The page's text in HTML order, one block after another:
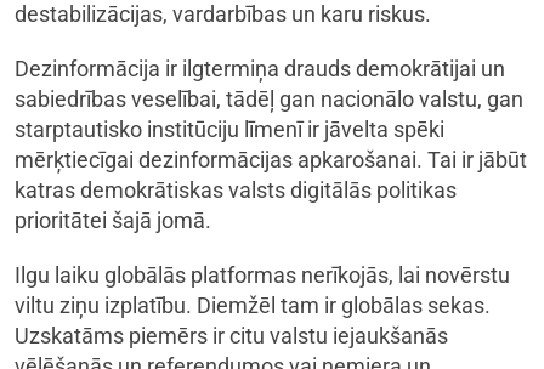
destabilizācijas, vardarbības un karu riskus.
Dezinformācija ir ilgtermiņa drauds demokrātijai un
sabiedrības veselībai, tādēļ gan nacionālo valstu, gan
starptautisko institūciju līmenī ir jāvelta spēki
mērķtiecīgai dezinformācijas apkarošanai. Tai ir jābūt
katras demokrātiskas valsts digitālās politikas
prioritātei šajā jomā.
Ilgu laiku globālās platformas nerīkojās, lai novērstu
viltu ziņu izplatību. Diemžēl tam ir globālas sekas.
Uzskatāms piemērs ir citu valstu iejaukšanās